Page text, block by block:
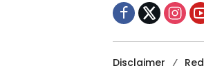
Disclaimer